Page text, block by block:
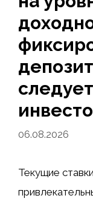
06.08.2026
Текущие